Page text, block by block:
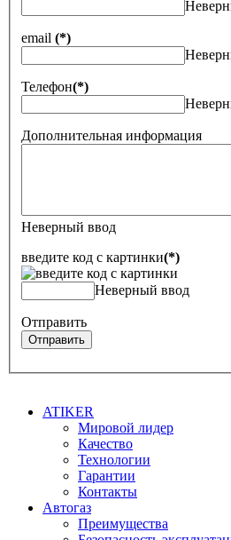
email (*)
Телефон(*)
Дополнительная информация
Неверный ввод
введите код с картинки(*)
Неверный ввод
Отправить
Отправить
ATIKER
Мировой лидер
Качество
Технологии
Гарантии
Контакты
Автогаз
Преимущества